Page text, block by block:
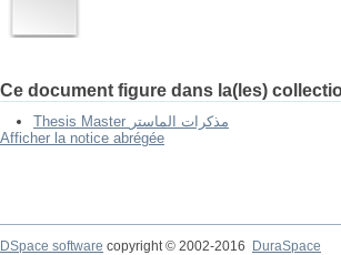
Ce document figure dans la(les)
Thesis Master مذكرات الماستر
Afficher la notice abrégée
DSpace software copyright © 2002-2016
DuraSpace